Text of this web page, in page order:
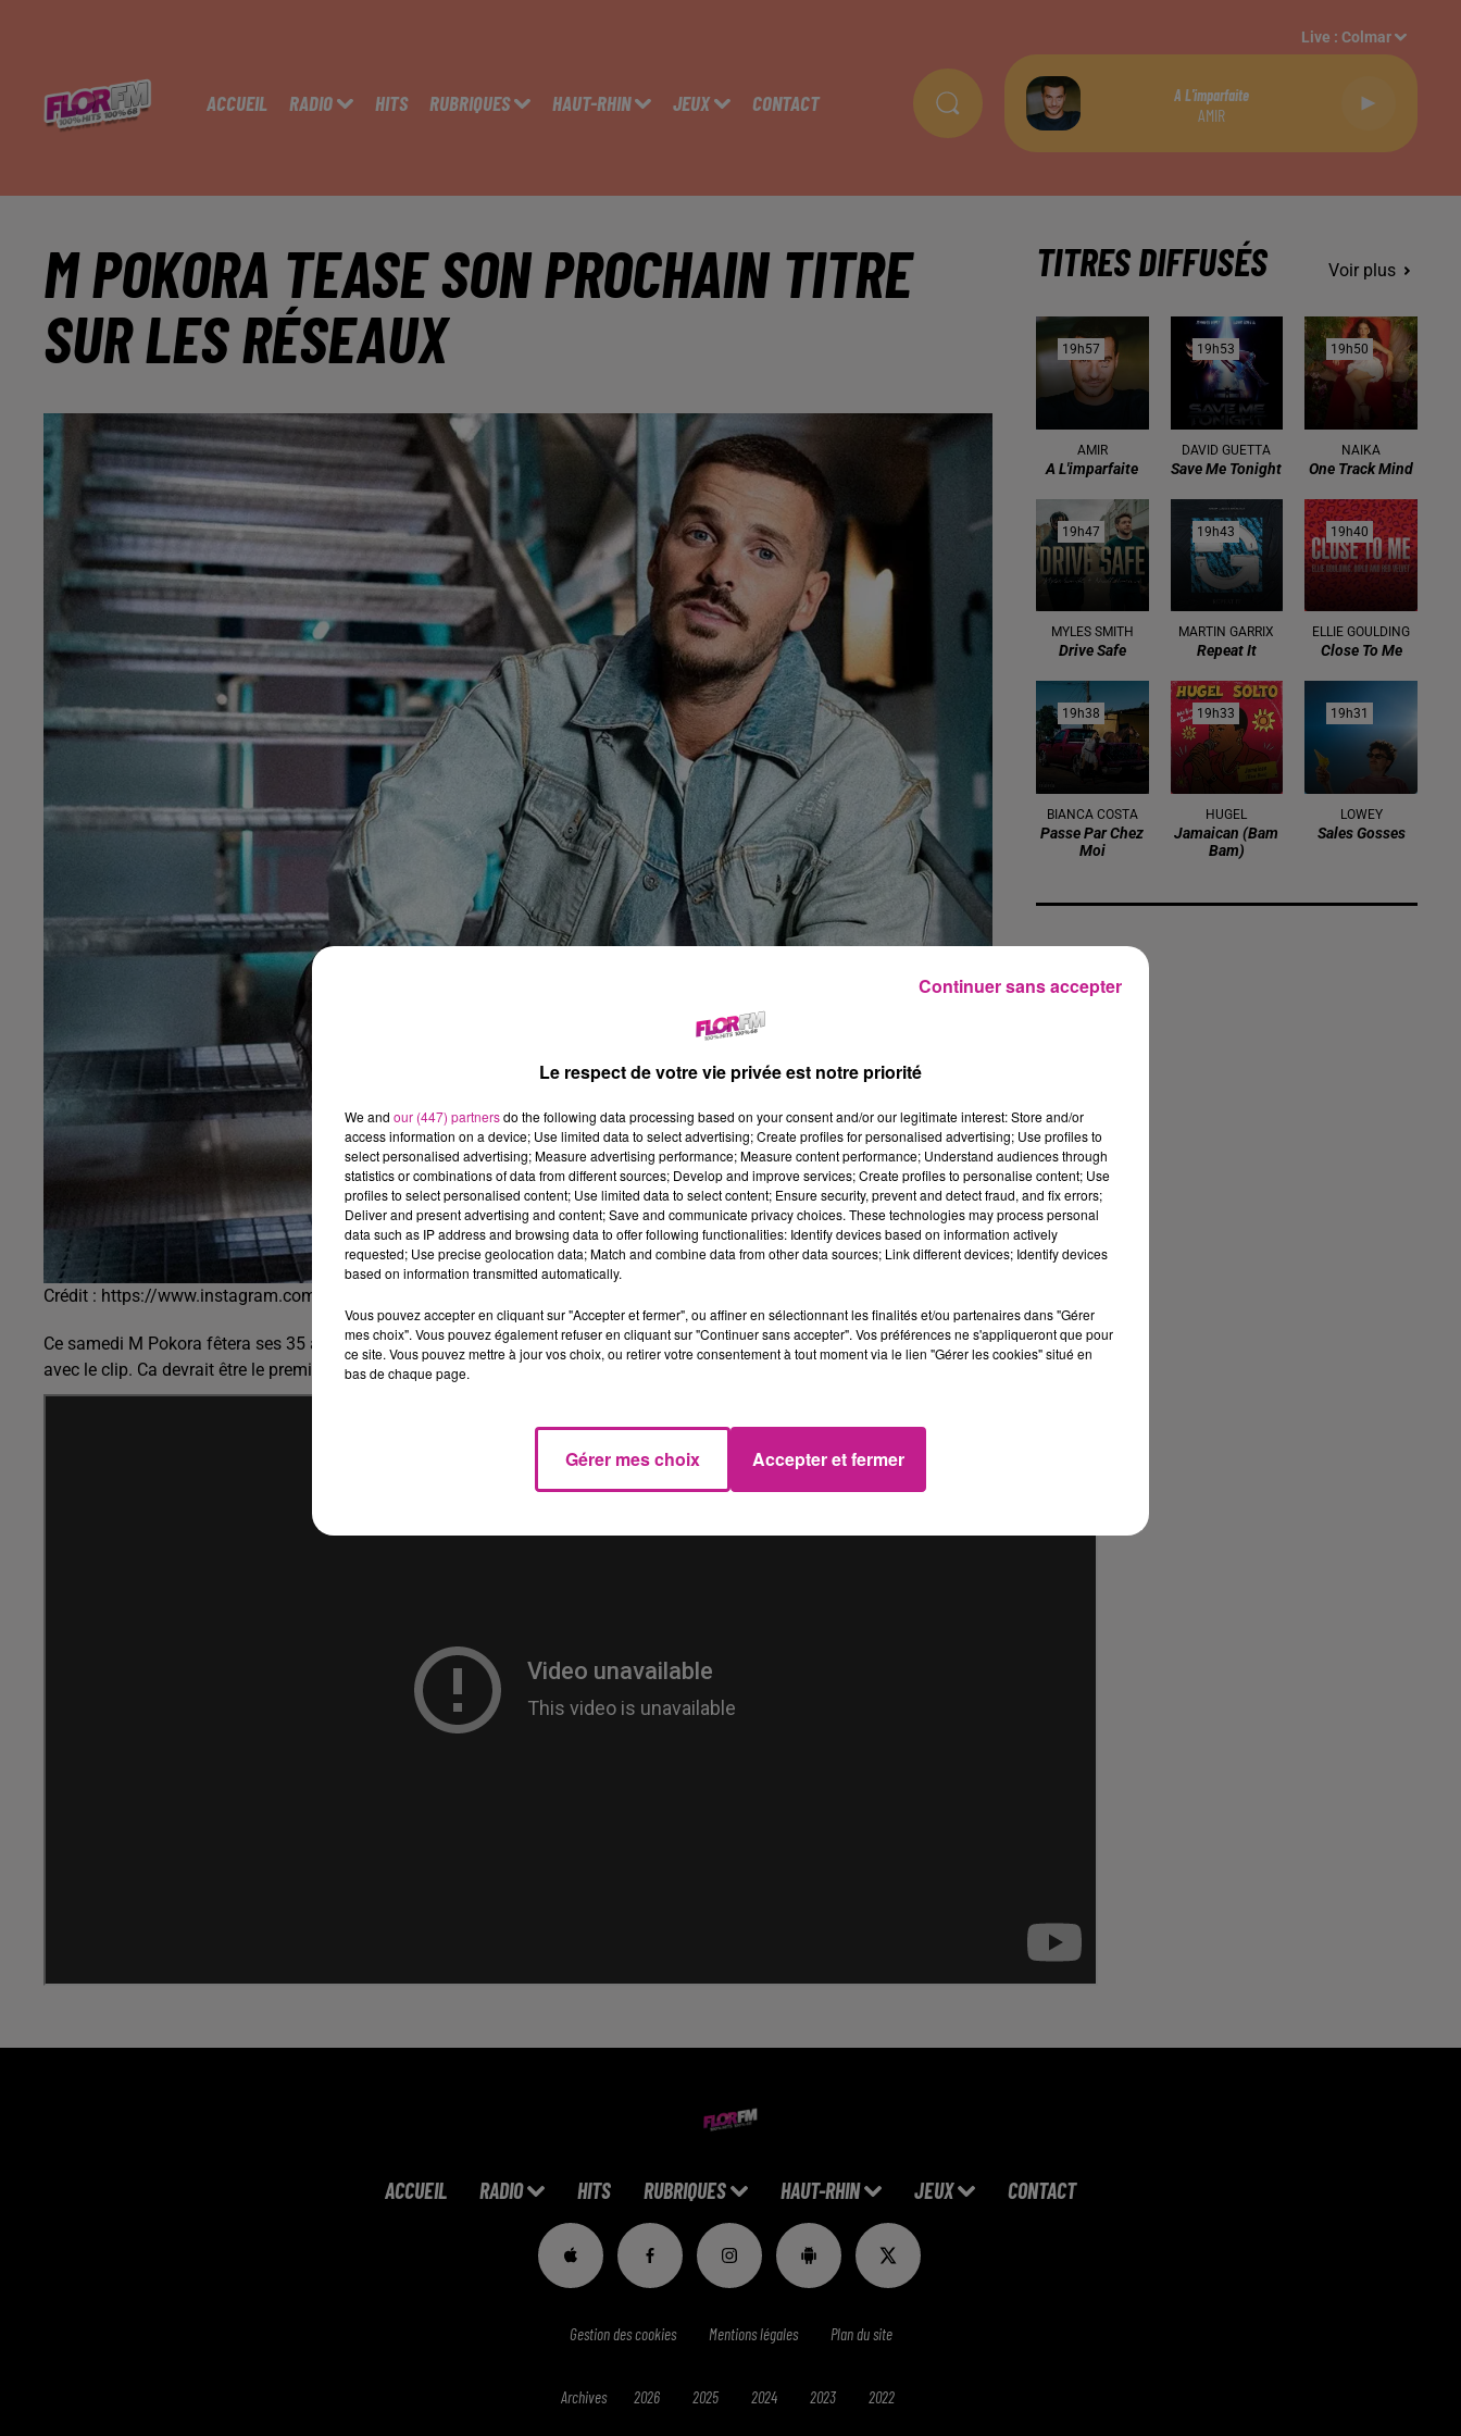
ACCUEIL RADIO HITS RUBRIQUES HAUT-RHIN JEUX CONTACT
Live :Colmar
A L'imparfaite
AMIR
M POKORA TEASE SON PROCHAIN TITRE
SUR LES RÉSEAUX
Crédit : https://www.instagram.com/mattpokora/?hl=fr
Ce samedi M Pokora fêtera ses 35 ans. A cette occasion, le chanteur va sortir un nouveau titre « Si on disait » samedi à 10h
avec le clip. Ca devrait être le premier extrait de la réédition de l’album Pyramide qui devrait arriver d’ici la fin de l’année.
TITRES DIFFUSÉS Voir plus
19h57
19h57
AMIR
A L'imparfaite
19h53
19h53
DAVID GUETTA
Save Me Tonight
19h50
19h50
NAIKA
One Track Mind
19h47
19h47
MYLES SMITH
Drive Safe
19h43
19h43
MARTIN GARRIX
Repeat It
19h40
19h40
ELLIE GOULDING
Close To Me
19h38
19h38
BIANCA COSTA
Passe Par Chez
Moi
19h33
19h33
HUGEL
Jamaican (bam
Bam)
19h31
19h31
LOWEY
Sales Gosses
ACCUEIL RADIO HITS RUBRIQUES HAUT-RHIN JEUX CONTACT
Gestion des cookies Mentions légales Plan du site
Archives 2026 2025 2024 2023 2022
Le respect de votre vie privée est notre priorité
We and our (447) partnersdo the following data processing based on your consent and/or our legitimate interest: Store and/or
access information on a device; Use limited data to select advertising; Create profiles for personalised advertising; Use profiles to
select personalised advertising; Measure advertising performance; Measure content performance; Understand audiences through
statistics or combinations of data from different sources; Develop and improve services; Create profiles to personalise content; Use
profiles to select personalised content; Use limited data to select content; Ensure security, prevent and detect fraud, and fix errors;
Deliver and present advertising and content; Save and communicate privacy choices. These technologies may process personal
data such as IP address and browsing data to offer following functionalities: Identify devices based on information actively
requested; Use precise geolocation data; Match and combine data from other data sources; Link different devices; Identify devices
based on information transmitted automatically.
Vous pouvez accepter en cliquant sur "Accepter et fermer", ou affiner en sélectionnant les finalités et/ou partenaires dans "Gérer
mes choix". Vous pouvez également refuser en cliquant sur "Continuer sans accepter". Vos préférences ne s'appliqueront que pour
ce site. Vous pouvez mettre à jour vos choix, ou retirer votre consentement à tout moment via le lien "Gérer les cookies" situé en
bas de chaque page.
Gérer mes choix Accepter et fermer
Continuer sans accepter